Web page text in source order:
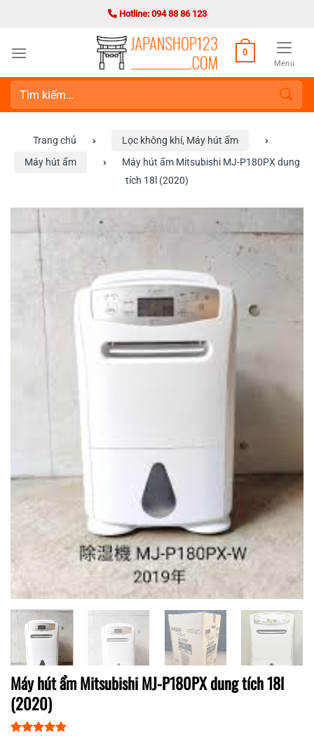
dung
Hotline: 094 88 86 123
0
Menu
Tìm
kiếm:
Trang chủ › Lọc không khí, Máy hút ẩm
›
Máy hút ẩm
›
Máy hút ẩm Mitsubishi MJ-P180PX dung
tích 18l (2020)
Máy hút ẩm Mitsubishi MJ-P180PX dung tích 18l
(2020)